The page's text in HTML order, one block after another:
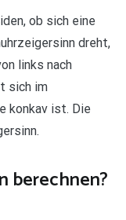
ob sich eine
dreht,
links nach
sich im
konkav ist. Die
berechnen?